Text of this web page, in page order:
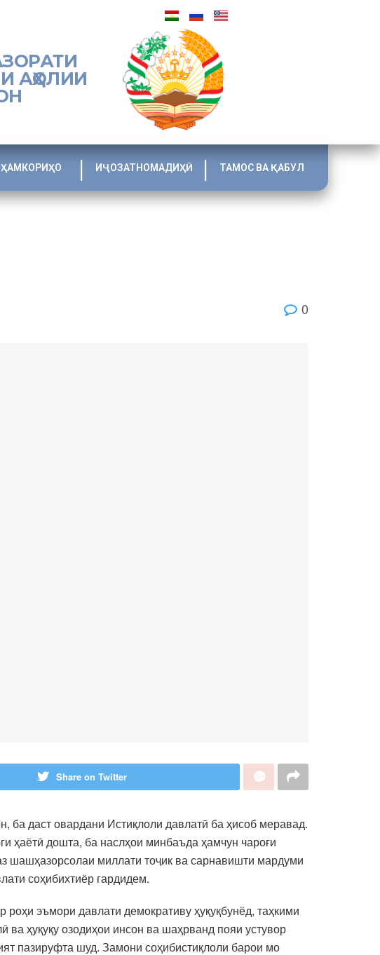
АҲОЛИИ
ҲАМКОРИҲО ИҶОЗАТНОМАДИҲӢ ТАМОС ВА ҚАБУЛ
0
Share on Twitter
ба даст овардани Истиқлоли давлатӣ ба ҳисоб меравад.
ҳаётӣ дошта, ба наслҳои минбаъда ҳамчун чароғи
шашҳазорсолаи миллати тоҷик ва сарнавишти мардуми
соҳибихтиёр гардидем.
эъмори давлати демокративу ҳуқуқбунёд, таҳкими
ҳуқуқу озодиҳои инсон ва шаҳрванд пояи устувор
пазируфта шуд. Замони соҳибистиқлоли барои мо